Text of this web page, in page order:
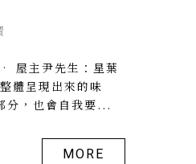
屋主尹先生：星葉
體呈現出來的味
分，也會自我要...
MORE